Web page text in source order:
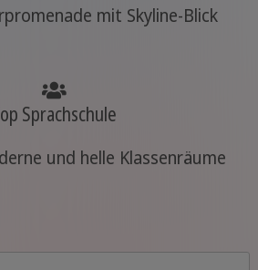
mit Skyline-Blick
Sprachschule
und helle Klassenräume